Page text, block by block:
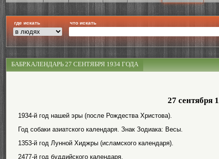
где искать что искать
БАБР.КАЛЕНДАРЬ 27 СЕНТЯБРЯ 1934 ГОДА
27 сентября
1934-й год нашей эры (после Рождества Христова).
Год собаки азиатского календаря. Знак Зодиака: Весы.
1353-й год Лунной Хиджры (исламского календаря).
2477-й год буддийского календаря.